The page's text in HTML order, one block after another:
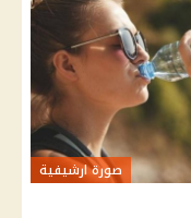
صورة ارشيفية